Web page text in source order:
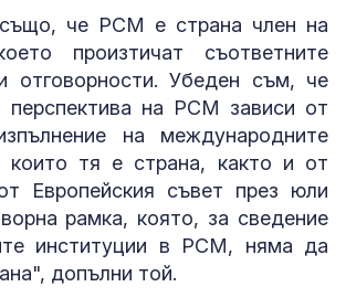
че РСМ е страна член на
произтичат съответните
отговорности. Убеден съм, че
перспектива на РСМ зависи от
на международните
които тя е страна, както и от
Европейския съвет през юли
рамка, която, за сведение
институции в РСМ, няма да
допълни той.